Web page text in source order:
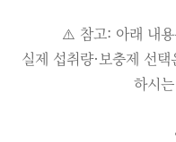
⚠️ 참고: 아래 내
실제 섭취량·보충제 선
하시